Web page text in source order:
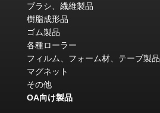
ブラシ、繊維製品
樹脂成形品
ゴム製品
各種ローラー
フィルム、フォーム材、テープ製品
マグネット
その他
OA向け製品